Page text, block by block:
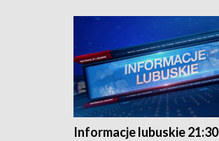
Informacje lubuskie 21:30